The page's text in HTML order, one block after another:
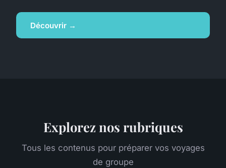
Découvrir →
Explorez nos rubriques
Tous les contenus pour préparer vos voyages
de groupe